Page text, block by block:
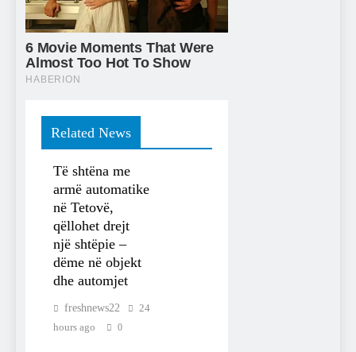
Related News
Të shtëna me
armë automatike
në Tetovë,
qëllohet drejt
një shtëpie –
dëme në objekt
dhe automjet
freshnews22
24
hours ago
0